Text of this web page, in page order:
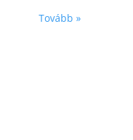
Tovább »